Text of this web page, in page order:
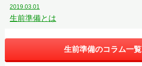
2019.03.01
生前準備とは
生前準備のコラム一覧